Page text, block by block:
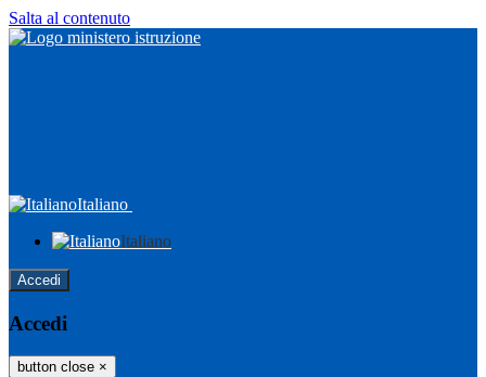
Salta al contenuto
Italiano
Italiano
Accedi
Accedi
button close ×